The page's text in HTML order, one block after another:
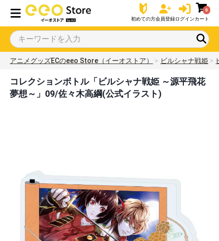
初めての方会員登録ログイン
0
カート
アニメグッズECのeeo Store（イーオストア） ビルシャナ戦姫
コレクションボトル「ビルシャナ戦姫 ～源平飛花
夢想～」09/佐々木高綱(公式イラスト)